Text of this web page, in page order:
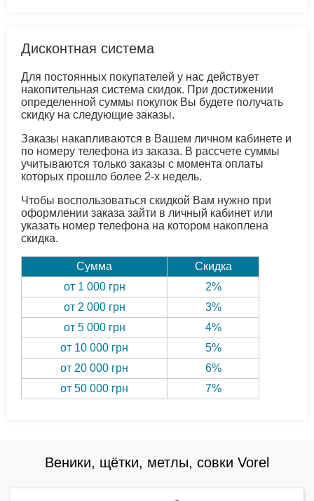
Дисконтная система
Для постоянных покупателей у нас действует
накопительная система скидок. При достижении
определенной суммы покупок Вы будете получать
скидку на следующие заказы.
Заказы накапливаются в Вашем личном кабинете и
по номеру телефона из заказа. В рассчете суммы
учитываются только заказы с момента оплаты
которых прошло более 2-х недель.
Чтобы воспользоваться скидкой Вам нужно при
оформлении заказа зайти в личный кабинет или
указать номер телефона на котором накоплена
скидка.
Сумма
Скидка
от 1 000 грн
2%
от 2 000 грн
3%
от 5 000 грн
4%
от 10 000 грн
5%
от 20 000 грн
6%
от 50 000 грн
7%
Веники, щётки, метлы, совки Vorel